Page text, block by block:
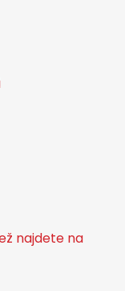
najdete na